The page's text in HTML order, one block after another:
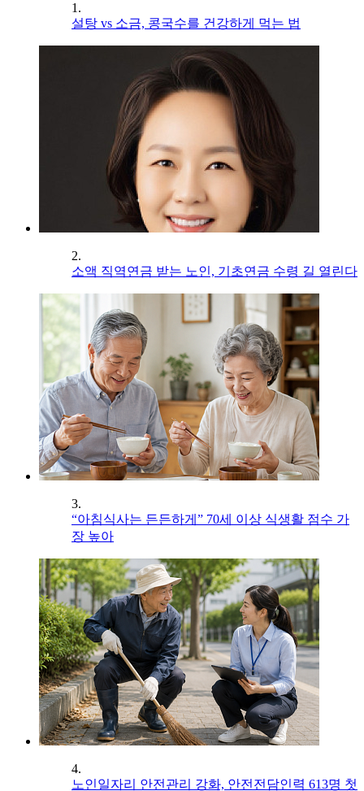
1.
설탕 vs 소금, 콩국수를 건강하게 먹는 법
2.
소액 직역연금 받는 노인, 기초연금 수령 길 열린다
3.
“아침식사는 든든하게” 70세 이상 식생활 점수 가
장 높아
4.
노인일자리 안전관리 강화, 안전전담인력 613명 첫